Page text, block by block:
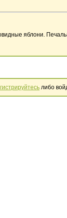
яблони.
либо